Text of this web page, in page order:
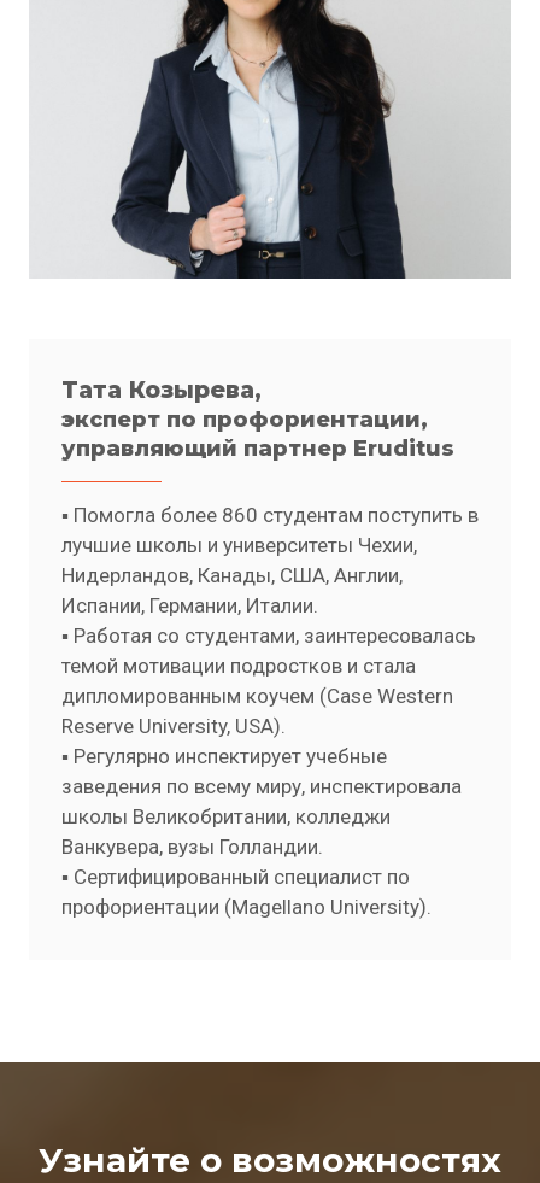
Тата Козырева,
эксперт по профориентации,
управляющий партнер Eruditus
▪️ Помогла более 860 студентам поступить в
лучшие школы и университеты Чехии,
Нидерландов, Канады, США, Англии,
Испании, Германии, Италии.
▪️ Работая со студентами, заинтересовалась
темой мотивации подростков и стала
дипломированным коучем (Case Western
Reserve University, USA).
▪️ Регулярно инспектирует учебные
заведения по всему миру, инспектировала
школы Великобритании, колледжи
Ванкувера, вузы Голландии.
▪️ Сертифицированный специалист по
профориентации (Magellano University).
Узнайте о возможностях